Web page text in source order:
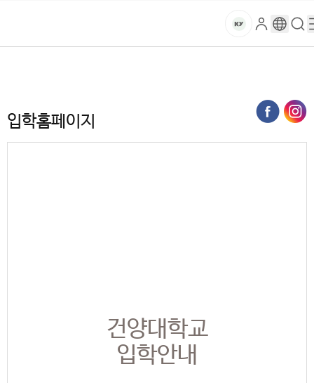
건
대
학
마
로
그
구
글
검
색
메
뉴
입학홈페이지
건양대학교
입학안내